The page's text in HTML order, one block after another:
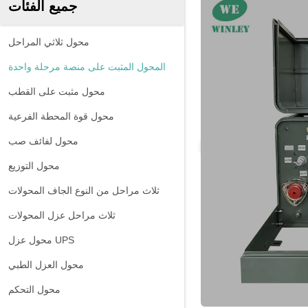
جميع الفئات
محول ثلاثي المراحل
المحول المثبت على منصة مرحلة واحدة
محول مثبت على القطب
محول قوة المحطة الفرعية
محول لفائف صب
محول التوزيع
ثلاث مراحل من النوع الجاف المحولات
ثلاث مراحل عزل المحولات
محول عزل UPS
محول العزل الطبي
محول التحكم